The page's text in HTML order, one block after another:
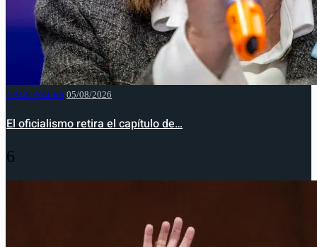
NACIONALES 05/08/2026
El oficialismo retira el capítulo de…
6